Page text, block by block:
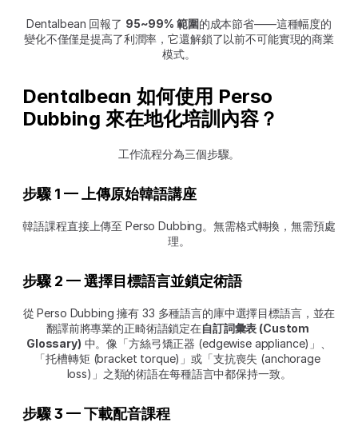
Dentalbean 回報了 95~99% 範圍的成本節省——這種幅度的
變化不僅僅是提高了利潤率，它還解鎖了以前不可能實現的商業
模式。
Dentalbean 如何使用 Perso
Dubbing 來在地化培訓內容？
工作流程分為三個步驟。
步驟 1 — 上傳原始韓語講座
韓語課程直接上傳至 Perso Dubbing。無需格式轉換，無需預處
理。
步驟 2 — 選擇目標語言並鎖定術語
從 Perso Dubbing 擁有 33 多種語言的庫中選擇目標語言，並在
翻譯前將專業的正畸術語鎖定在自訂詞彙表 (Custom
Glossary) 中。像「方絲弓矯正器 (edgewise appliance)」、
「托槽轉矩 (bracket torque)」或「支抗喪失 (anchorage
loss)」之類的術語在每種語言中都保持一致。
步驟 3 — 下載配音課程